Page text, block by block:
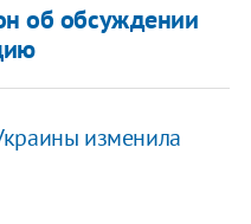
об обсуждении
изменила